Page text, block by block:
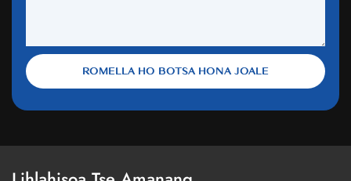
ROMELLA HO BOTSA HONA JOALE